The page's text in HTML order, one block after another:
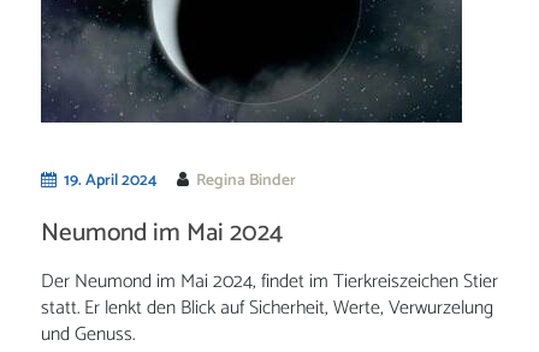
19. April 2024 Regina Binder
Neumond im Mai 2024
Der Neumond im Mai 2024, findet im Tierkreiszeichen Stier
statt. Er lenkt den Blick auf Sicherheit, Werte, Verwurzelung
und Genuss.